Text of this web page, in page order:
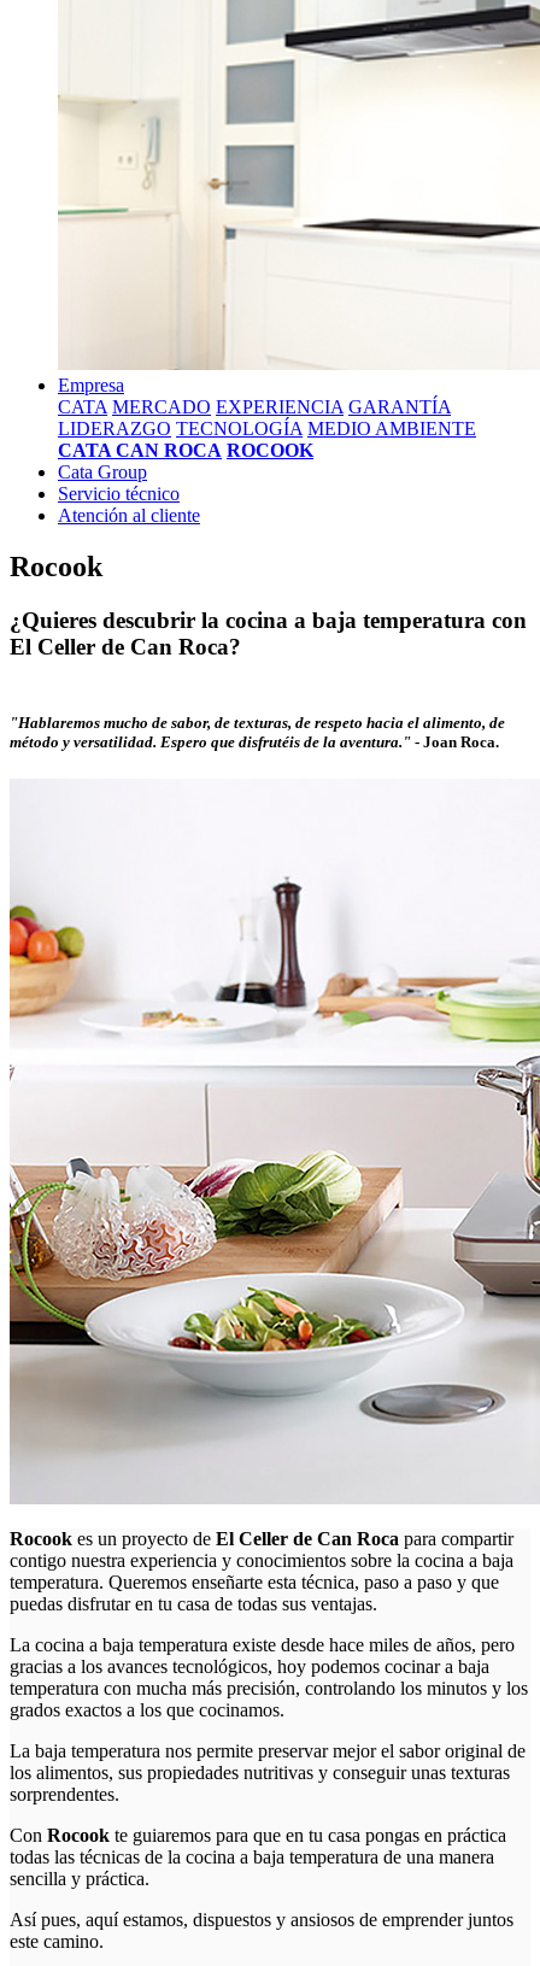
Empresa
CATA MERCADO EXPERIENCIA GARANTÍA
LIDERAZGO TECNOLOGÍA MEDIO AMBIENTE
CATA CAN ROCA ROCOOK
Cata Group
Servicio técnico
Atención al cliente
Rocook
¿Quieres descubrir la cocina a baja temperatura con
El Celler de Can Roca?
"Hablaremos mucho de sabor, de texturas, de respeto hacia el alimento, de
método y versatilidad. Espero que disfrutéis de la aventura." - Joan Roca.
Rocook es un proyecto de El Celler de Can Roca para compartir
contigo nuestra experiencia y conocimientos sobre la cocina a baja
temperatura. Queremos enseñarte esta técnica, paso a paso y que
puedas disfrutar en tu casa de todas sus ventajas.
La cocina a baja temperatura existe desde hace miles de años, pero
gracias a los avances tecnológicos, hoy podemos cocinar a baja
temperatura con mucha más precisión, controlando los minutos y los
grados exactos a los que cocinamos.
La baja temperatura nos permite preservar mejor el sabor original de
los alimentos, sus propiedades nutritivas y conseguir unas texturas
sorprendentes.
Con Rocook te guiaremos para que en tu casa pongas en práctica
todas las técnicas de la cocina a baja temperatura de una manera
sencilla y práctica.
Así pues, aquí estamos, dispuestos y ansiosos de emprender juntos
este camino.